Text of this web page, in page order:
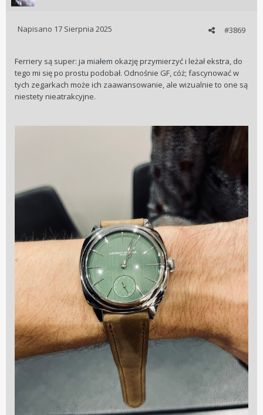
Ferrari i totalnie olewają koszty utrzymania, a znam też
takich co mówią że utrzymanie takich zabawek ich kosztuje
#3869
Napisano 17 Sierpnia 2025
Ferriery są super: ja miałem okazję przymierzyć i leżał ekstra, do
tego mi się po prostu podobał. Odnośnie GF, cóż; fascynować w
tych zegarkach może ich zaawansowanie, ale wizualnie to one są
niestety nieatrakcyjne.